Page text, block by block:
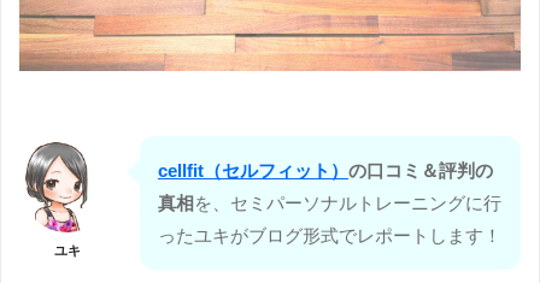
ユキ
cellfit（セルフィット） の口コミ＆評判の
真相を、セミパーソナルトレーニングに行
ったユキがブログ形式でレポートします！